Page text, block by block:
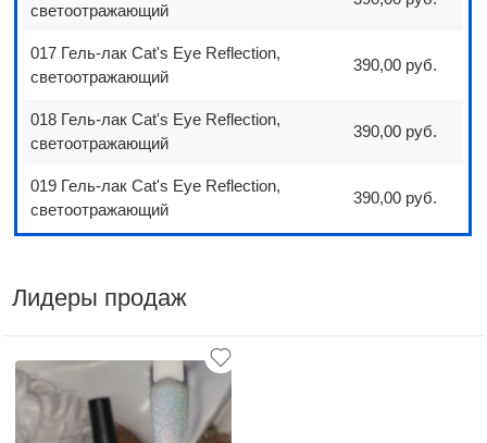
светоотражающий
017 Гель-лак Cat's Eye Reflection,
светоотражающий
390,00 руб.
018 Гель-лак Cat's Eye Reflection,
светоотражающий
390,00 руб.
019 Гель-лак Cat's Eye Reflection,
светоотражающий
390,00 руб.
Лидеры продаж